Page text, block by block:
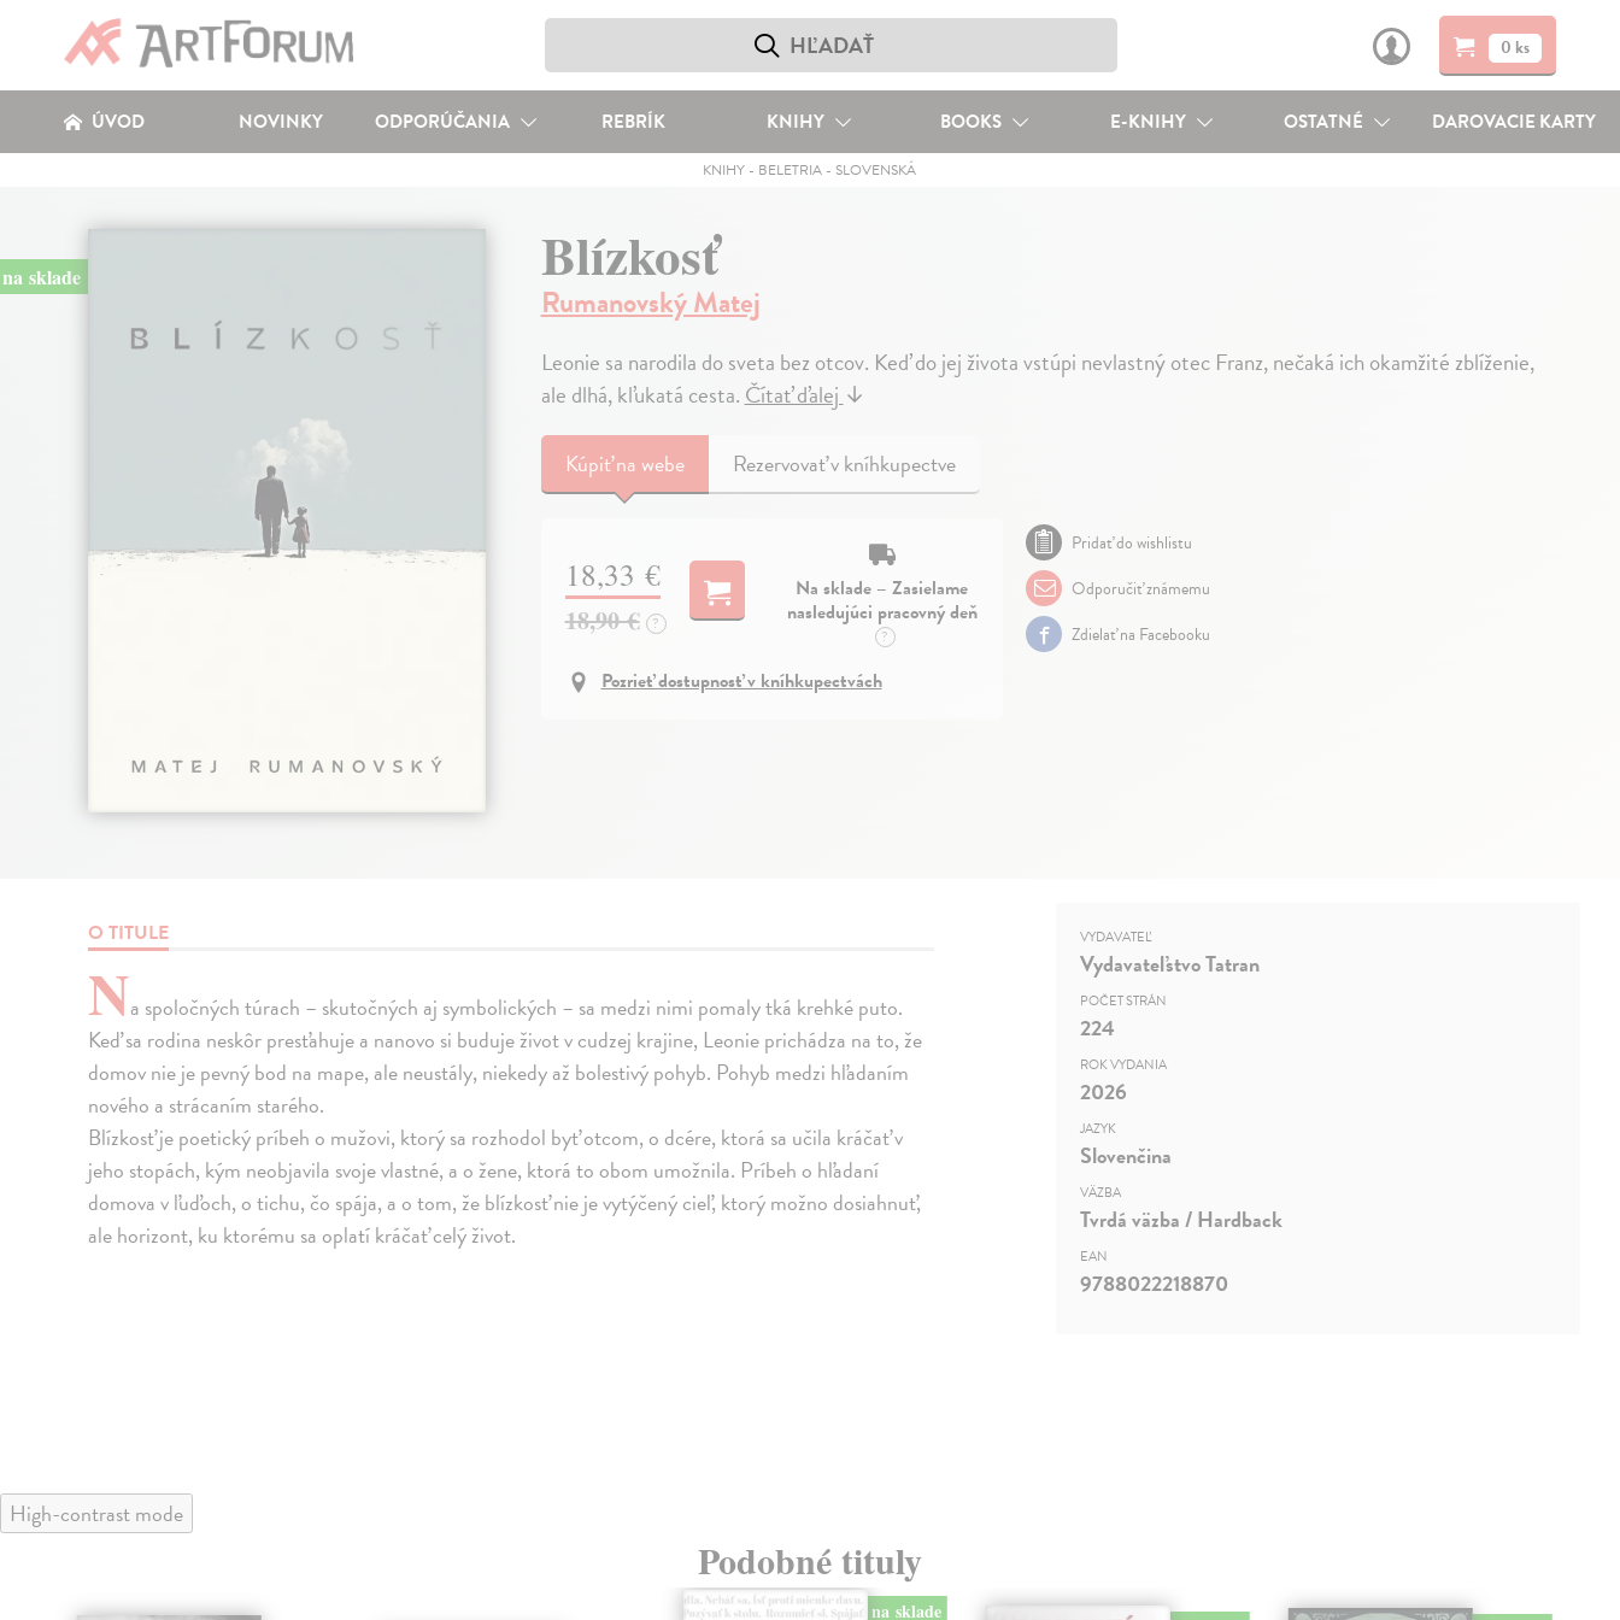
0 ks
ÚVOD NOVINKY ODPORÚČANIA REBRÍK KNIHY BOOKS E-KNIHY OSTATNÉ DAROVACIE KARTY
KNIHY - BELETRIA - SLOVENSKÁ
na sklade Blízkosť
Rumanovský Matej
Leonie sa narodila do sveta bez otcov. Keď do jej života vstúpi nevlastný otec Franz, nečaká ich okamžité zblíženie,
ale dlhá, kľukatá cesta.Čítať ďalej↓
Kúpiťna webe Rezervovať v kníhkupectve
18,33 €
18,90 € ?
Na sklade – Zasielame
nasledujúci pracovný deň
?
Pozrieť dostupnosť v kníhkupectvách
Pridať do wishlistu
Odporučiť známemu
Zdielať na Facebooku
O TITULE
Na spoločných túrach – skutočných aj symbolických – sa medzi nimi pomaly tká krehké puto.
Keď sa rodina neskôr presťahuje a nanovo si buduje život v cudzej krajine, Leonie prichádza na to, že
domov nie je pevný bod na mape, ale neustály, niekedy až bolestivý pohyb. Pohyb medzi hľadaním
nového a strácaním starého.
Blízkosť je poetický príbeh o mužovi, ktorý sa rozhodol byť otcom, o dcére, ktorá sa učila kráčať v
jeho stopách, kým neobjavila svoje vlastné, a o žene, ktorá to obom umožnila. Príbeh o hľadaní
domova v ľuďoch, o tichu, čo spája, a o tom, že blízkosť nie je vytýčený cieľ, ktorý možno dosiahnuť,
ale horizont, ku ktorému sa oplatí kráčať celý život.
VYDAVATEĽ
Vydavateľstvo Tatran
POČET STRÁN
224
ROK VYDANIA
2026
JAZYK
Slovenčina
VÄZBA
Tvrdá väzba / Hardback
EAN
9788022218870
High-contrast mode
Podobné tituly
na sklade